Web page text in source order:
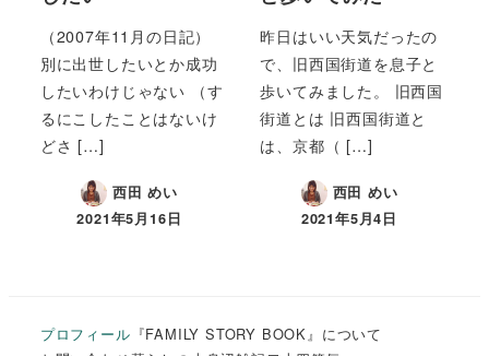
（2007年11月の日記）
別に出世したいとか成功
したいわけじゃない （す
るにこしたことはないけ
どさ […]
西田 めい
2021年5月16日
昨日はいい天気だったの
で、旧西国街道を息子と
歩いてみました。 旧西国
街道とは 旧西国街道と
は、京都（ […]
西田 めい
2021年5月4日
プロフィール 『FAMILY STORY BOOK』について